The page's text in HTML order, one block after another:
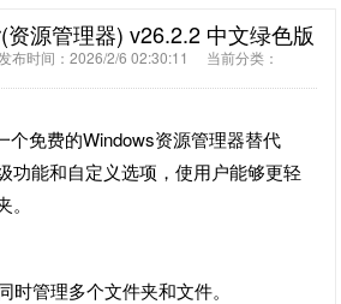
源管理器) v26.2.2 中文绿色版
时间：2026/2/6 02:30:11 当前分类：
个免费的Windows资源管理器替代
功能和自定义选项，使用户能够更轻
时管理多个文件夹和文件。